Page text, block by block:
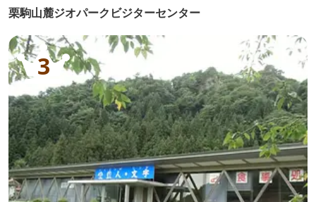
栗駒山麓ジオパークビジターセンター
3